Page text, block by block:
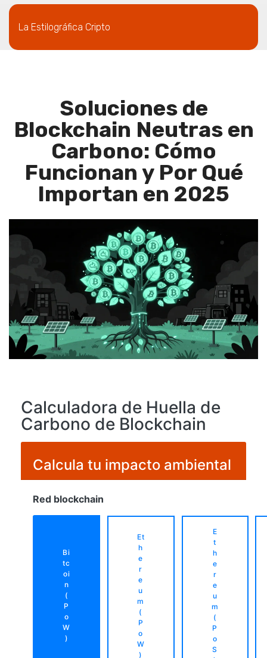
La Estilográfica Cripto
Soluciones de
Blockchain Neutras en
Carbono: Cómo
Funcionan y Por Qué
Importan en 2025
Calculadora de Huella de
Carbono de Blockchain
Calcula tu impacto ambiental
Red blockchain
Bi
tc
oi
n
(
P
o
W
)
Et
h
e
r
e
u
m
(
P
o
W
)
E
t
h
e
r
e
u
m
(
P
o
S